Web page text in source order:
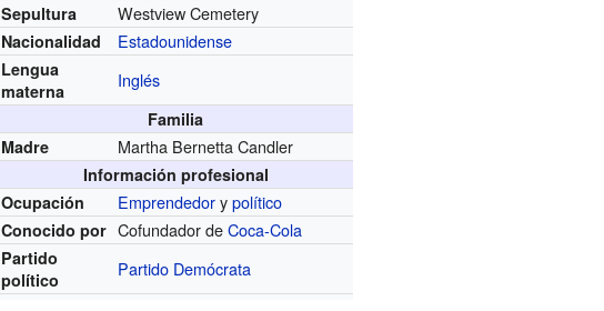
Sepultura Westview Cemetery
Nacionalidad Estadounidense
Lengua
materna
Inglés
Familia
Madre
Martha Bernetta Candler
Información profesional
Ocupación
Emprendedorypolítico
Conocido por Cofundador deCoca-Cola
Partido
político
Partido Demócrata